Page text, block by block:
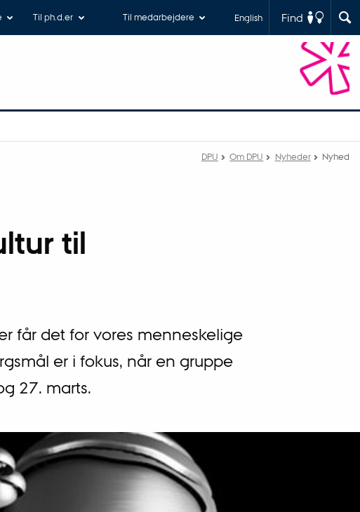
Find
English
Til ph.d.er Til medarbejdere
DPU Om DPU Nyheder Nyhed
til
får det for vores menneskelige
er i fokus, når en gruppe
27. marts.